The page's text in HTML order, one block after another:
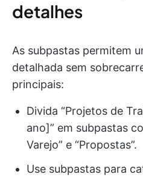
detalhes
As subpastas permitem
detalhada sem
principais:
Divida “Projetos de
ano]” em subpastas
Varejo” e “Propostas”.
Use subpastas para